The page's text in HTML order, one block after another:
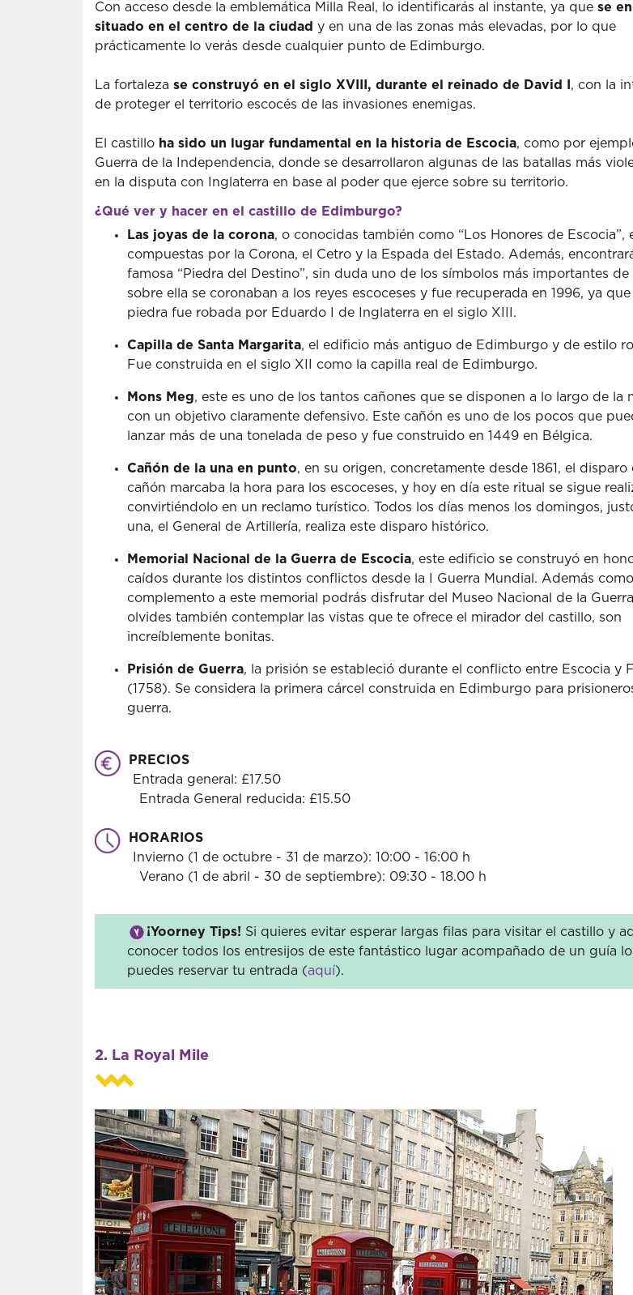
Con acceso desde la emblemática Milla Real, lo identificarás al instante, ya que se
situado en el centro de la ciudad y en una de las zonas más elevadas, por lo que
prácticamente lo verás desde cualquier punto de Edimburgo.
La fortaleza se construyó en el siglo XVIII, durante el reinado de David I , con la
de proteger el territorio escocés de las invasiones enemigas.
El castillo ha sido un lugar fundamental en la historia de Escocia, como por
Guerra de la Independencia, donde se desarrollaron algunas de las batallas más
en la disputa con Inglaterra en base al poder que ejerce sobre su territorio.
¿Qué ver y hacer en el castillo de Edimburgo?
Las joyas de la corona, o conocidas también como “Los Honores de Escocia”,
compuestas por la Corona, el Cetro y la Espada del Estado. Además,
famosa “Piedra del Destino”, sin duda uno de los símbolos más importantes de
sobre ella se coronaban a los reyes escoceses y fue recuperada en 1996, ya que
piedra fue robada por Eduardo I de Inglaterra en el siglo XIII.
Capilla de Santa Margarita, el edificio más antiguo de Edimburgo y de estilo
Fue construida en el siglo XII como la capilla real de Edimburgo.
Mons Meg, este es uno de los tantos cañones que se disponen a lo largo de la
con un objetivo claramente defensivo. Este cañón es uno de los pocos que
lanzar más de una tonelada de peso y fue construido en 1449 en Bélgica.
Cañón de la una en punto, en su origen, concretamente desde 1861, el disparo
cañón marcaba la hora para los escoceses, y hoy en día este ritual se sigue
convirtiéndolo en un reclamo turístico. Todos los días menos los domingos,
una, el General de Artillería, realiza este disparo histórico.
Memorial Nacional de la Guerra de Escocia, este edificio se construyó en
caídos durante los distintos conflictos desde la I Guerra Mundial. Además como
complemento a este memorial podrás disfrutar del Museo Nacional de la
olvides también contemplar las vistas que te ofrece el mirador del castillo, son
increíblemente bonitas.
Prisión de Guerra, la prisión se estableció durante el conflicto entre Escocia y
(1758). Se considera la primera cárcel construida en Edimburgo para
guerra.
PRECIOS
Entrada general: £17.50
Entrada General reducida: £15.50
HORARIOS
Invierno (1 de octubre - 31 de marzo): 10:00 - 16:00 h
Verano (1 de abril - 30 de septiembre): 09:30 - 18.00 h
¡Yoorney Tips! Si quieres evitar esperar largas filas para visitar el castillo y
conocer todos los entresijos de este fantástico lugar acompañado de un guía
puedes reservar tu entrada (aquí).
2. La Royal Mile